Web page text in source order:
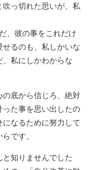
っ切れた思いが、私
、彼の事をこれだけ
るのも、私しかいな
私にしかわからな
底から信じろ、絶対
た事を思い出したの
なるために努力して
です。
知りませんでした